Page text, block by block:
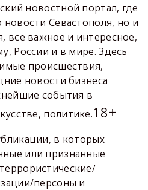
новостной портал, где
Севастополя, но и
все важное и интересное,
России и в мире. Здесь
происшествия,
новости бизнеса
события в
политике.18+
в которых
или признанные
персоны и